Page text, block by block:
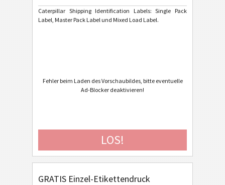
CAT Caterpillar
Cat - Mixed Pack Label SP20 V4.2 - 2013
Cat - Mixed Pack Label SP20 V4.2 - 2013 Portrait
Cat - Master Pack Label SP20 - 2012
Caterpillar Shipping Identification Labels: Single Pack
Label, Master Pack Label und Mixed Load Label.
Fehler beim Laden des Vorschaubildes, bitte eventuelle
Ad-Blocker deaktivieren!
LOS!
GRATIS Einzel-Etikettendruck